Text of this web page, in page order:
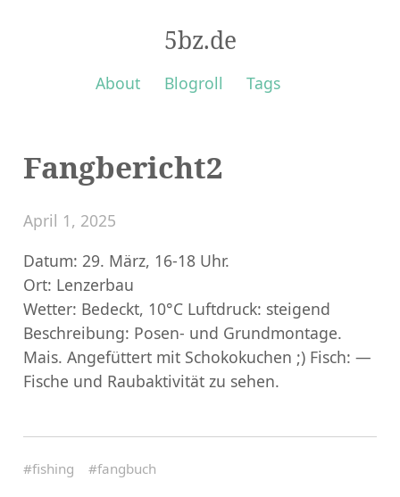
5bz.de
About Blogroll Tags
Fangbericht2
April 1, 2025
Datum: 29. März, 16-18 Uhr.
Ort: Lenzerbau
Wetter: Bedeckt, 10°C Luftdruck: steigend
Beschreibung: Posen- und Grundmontage.
Mais. Angefüttert mit Schokokuchen ;) Fisch: —
Fische und Raubaktivität zu sehen.
#fishing #fangbuch